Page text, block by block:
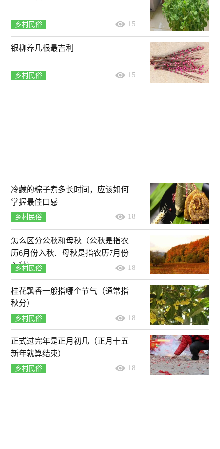
乡村民俗 15
银柳养几根最吉利
乡村民俗 15
冷藏的粽子煮多长时间，应该如何
掌握最佳口感
乡村民俗 18
怎么区分公秋和母秋（公秋是指农
历6月份入秋、母秋是指农历7月份
入秋）
乡村民俗 18
桂花飘香一般指哪个节气（通常指
秋分）
乡村民俗 18
正式过完年是正月初几（正月十五
新年就算结束）
乡村民俗 18